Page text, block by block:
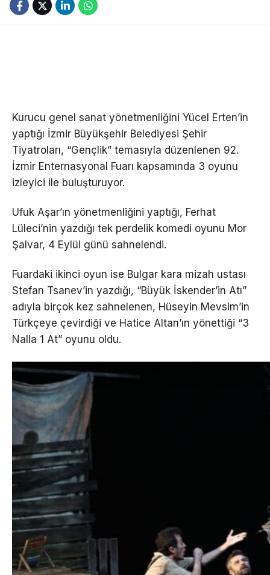
Kurucu genel sanat yönetmenliğini Yücel Erten’in
yaptığı İzmir Büyükşehir Belediyesi Şehir
Tiyatroları, “Gençlik” temasıyla düzenlenen 92.
İzmir Enternasyonal Fuarı kapsamında 3 oyunu
izleyici ile buluşturuyor.
Ufuk Aşar’ın yönetmenliğini yaptığı, Ferhat
Lüleci’nin yazdığı tek perdelik komedi oyunu Mor
Şalvar, 4 Eylül günü sahnelendi.
Fuardaki ikinci oyun ise Bulgar kara mizah ustası
Stefan Tsanev’in yazdığı, “Büyük İskender’in Atı”
adıyla birçok kez sahnelenen, Hüseyin Mevsim’in
Türkçeye çevirdiği ve Hatice Altan’ın yönettiği “3
Nalla 1 At” oyunu oldu.